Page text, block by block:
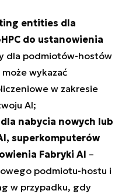
entities dla
do ustanowienia
dla podmiotów-hostów
wykazać
w zakresie
AI;
nabycia nowych lub
superkomputerów
Fabryki AI –
podmiotu-hostu i
w przypadku, gdy